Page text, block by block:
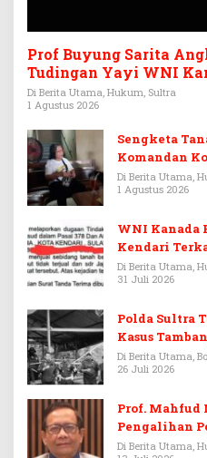
Prof Buyung Sarita
Tudingan Yayi WNI
Rp3,6 Miliar
Di Berita Utama, Hukum, Sultra
1 Agustus 2026
Sengketa
Komandan
Warisan
Di Berita Utama,
1 Agustus 2026
WNI Kanada
Kendari
Di Berita Utama,
31 Juli 2026
Polda Sultra
Kasus
Di Berita Utama,
26 Juli 2026
Prof. Mahfud
Pengalihan
Febrie
Di Berita Utama,